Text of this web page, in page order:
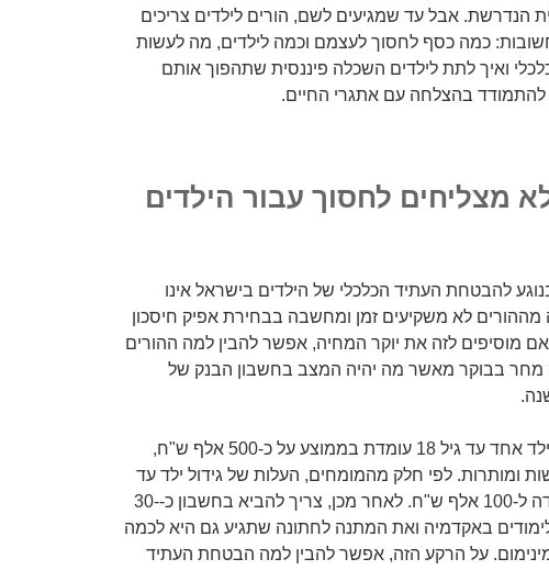
הנדרשת. אבל עד שמגיעים לשם, הורים לילדים צריכים
כמה כסף לחסוך לעצמם וכמה לילדים, מה לעשות
ואיך לתת לילדים השכלה פיננסית שתהפוך אותם
להתמודד בהצלחה עם אתגרי החיים.
מצליחים לחסוך עבור הילדים
להבטחת העתיד הכלכלי של הילדים בישראל אינו
לא משקיעים זמן ומחשבה בבחירת אפיק חיסכון
אם מוסיפים לזה את יוקר המחיה, אפשר להבין למה ההורים
מחר בבוקר מאשר מה יהיה המצב בחשבון הבנק של
כך למשל עלות גידול ילד אחד עד גיל 18 עומדת בממוצע על כ-500 אלף ש"ח,
ומותרות. לפי חלק מהמומחים, העלות של גידול ילד עד
גיל 3 יכולה להגיע לבדה ל-100 אלף ש"ח. לאחר מכן, צריך להביא בחשבון כ-30-
לימודים באקדמיה ואת המתנה לחתונה שתגיע גם היא לכמה
על הרקע הזה, אפשר להבין למה הבטחת העתיד